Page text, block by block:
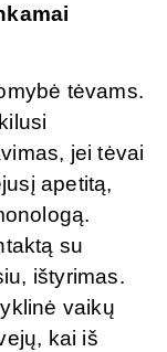
tėvams.
jei tėvai
apetitą,
su
ištyrimas.
vaikų
kai iš